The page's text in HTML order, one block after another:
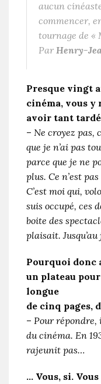
aucun
commencer,
tournage de «
Par Henry-
Presque vingt
cinéma, vous y
avoir tant tardé
– Ne croyez pas,
que je n’ai pas
parce que je ne
plus. Ce n’est
C’est moi qui,
suis occupé, ces
boite des
plaisait. Jusqu’au
Pourquoi donc
un plateau
longue
de cinq pages,
– Pour répondre,
du cinéma. En
rajeunit pas…
… Vous, si.